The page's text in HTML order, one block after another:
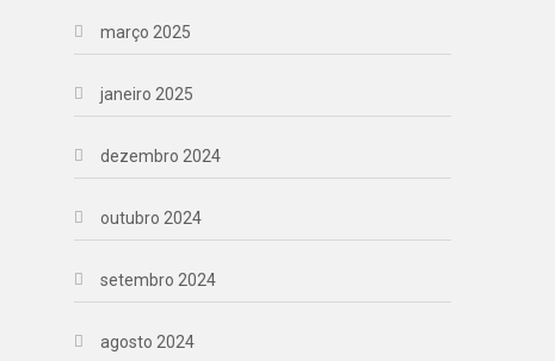
março 2025
janeiro 2025
dezembro 2024
outubro 2024
setembro 2024
agosto 2024